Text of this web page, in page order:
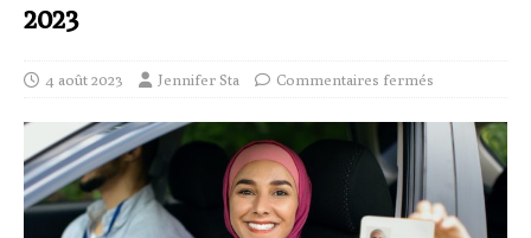
2023
4 août 2023 Jennifer Sta Commentaires fermés